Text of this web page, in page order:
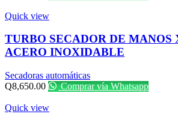
Quick view
TURBO SECADOR DE MANOS
ACERO INOXIDABLE
Secadoras automáticas
Q8,650.00 Comprar vía Whatsapp
Quick view